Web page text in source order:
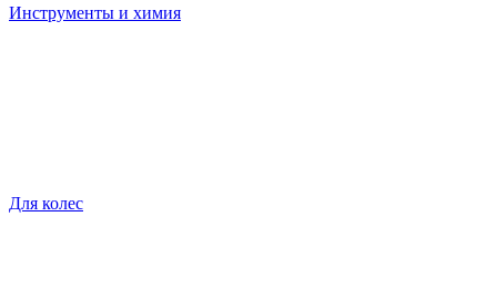
Инструменты и химия
Для колес